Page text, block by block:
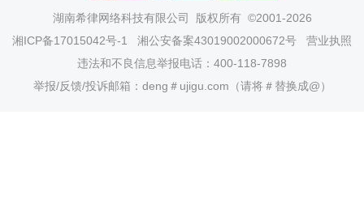
湖南希律网络科技有限公司
版权所有 ©2001-2026
湘ICP备17015042号-1
湘公安备案43019002000672号
营业执照
违法和不良信息举报电话：400-118-7898
举报/反馈/投诉邮箱：deng＃ujigu.com（请将＃替换成@）